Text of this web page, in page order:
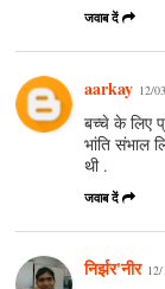
जवाब दें
aarkay 12/
बच्चे के लिए
भांति संभाल
थी .
जवाब दें
निर्झर'नीर